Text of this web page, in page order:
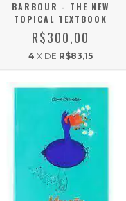
BARBOUR - THE NEW
TOPICAL TEXTBOOK
R$300,00
4 X DE R$83,15